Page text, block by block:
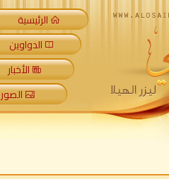
الرئيسية
الدواوين
الأخبار
الصور